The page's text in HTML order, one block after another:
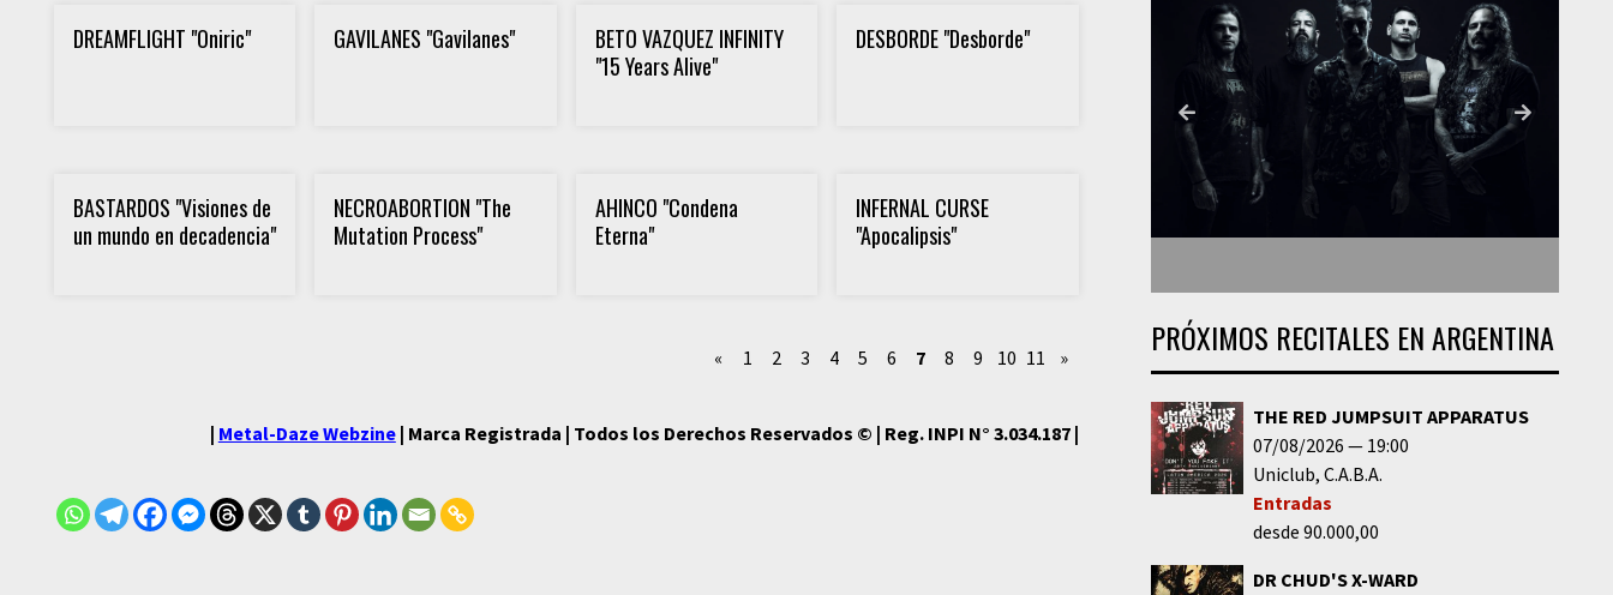
DREAMFLIGHT "Oniric" GAVILANES "Gavilanes"
BETO VAZQUEZ INFINITY
"15 Years Alive"
DESBORDE "Desborde"
BASTARDOS "Visiones de
un mundo en decadencia"
NECROABORTION "The
Mutation Process"
AHINCO "Condena
Eterna"
INFERNAL CURSE
"Apocalipsis"
« 1 2 3 4 5 6 7 8 9 10 11 »
| Metal-Daze Webzine | Marca Registrada | Todos los Derechos Reservados © | Reg. INPI N° 3.034.187 |
PRÓXIMOS RECITALES EN ARGENTINA
THE RED JUMPSUIT APPARATUS
07/08/2026
19:00
Uniclub C.A.B.A.
Entradas
desde 90.000,00
DR CHUD'S X-WARD